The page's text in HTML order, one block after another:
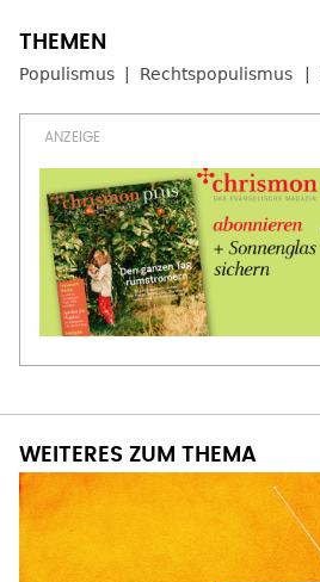
Populismus Rechtspopulismus
WEITERES ZUM THEMA